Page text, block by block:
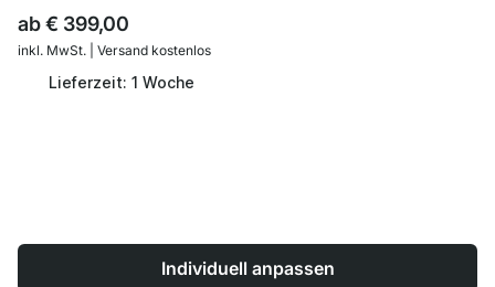
ab€ 399,00
inkl. MwSt. | Versand kostenlos
Lieferzeit: 1 Woche
Individuell anpassen